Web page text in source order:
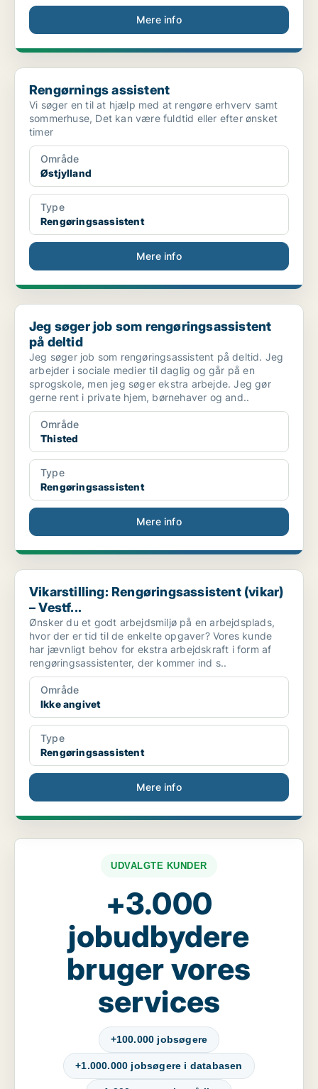
Mere info
Rengørnings assistent
Rengørnings assistent
Vi søger en til at hjælp med at rengøre erhverv samt
sommerhuse, Det kan være fuldtid eller efter ønsket
timer
Område
Østjylland
Type
Rengøringsassistent
Mere info
Jeg søger job som rengøringsassistent på deltid
Jeg søger job som rengøringsassistent
på deltid
Jeg søger job som rengøringsassistent på deltid. Jeg
arbejder i sociale medier til daglig og går på en
sprogskole, men jeg søger ekstra arbejde. Jeg gør
gerne rent i private hjem, børnehaver og and..
Område
Thisted
Type
Rengøringsassistent
Mere info
Vikarstilling: Rengøringsassistent (vikar) – Vestf...
Vikarstilling: Rengøringsassistent (vikar)
– Vestf...
Ønsker du et godt arbejdsmiljø på en arbejdsplads,
hvor der er tid til de enkelte opgaver? Vores kunde
har jævnligt behov for ekstra arbejdskraft i form af
rengøringsassistenter, der kommer ind s..
Område
Ikke angivet
Type
Rengøringsassistent
Mere info
UDVALGTE KUNDER
+3.000
jobudbydere
bruger vores
services
+100.000 jobsøgere
+1.000.000 jobsøgere i databasen